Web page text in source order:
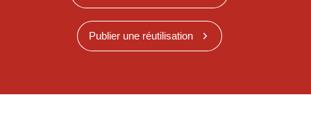
Publier une réutilisation